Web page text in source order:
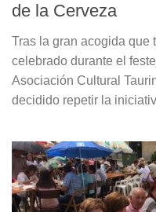
de la Cerveza
Tras la gran acogida que
celebrado durante el
Asociación Cultural
decidido repetir la